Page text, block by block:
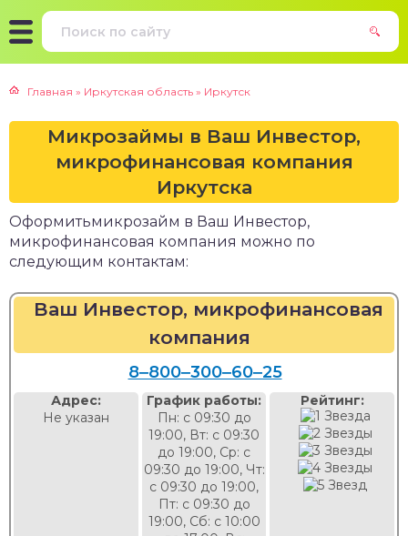
Главная » Иркутская область » Иркутск
Микрозаймы в Ваш Инвестор,
микрофинансовая компания
Иркутска
Оформитьмикрозайм в Ваш Инвестор,
микрофинансовая компания можно по
следующим контактам:
Ваш Инвестор, микрофинансовая
компания
8‒800‒300‒60‒25
Адрес:
Не указан
График работы:
Пн: с 09:30 до
19:00, Вт: с 09:30
до 19:00, Ср: с
09:30 до 19:00, Чт:
с 09:30 до 19:00,
Пт: с 09:30 до
19:00, Сб: с 10:00
Рейтинг: